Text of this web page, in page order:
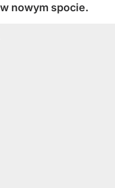
nowym spocie.